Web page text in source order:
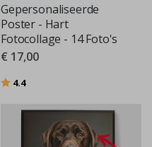
Gepersonaliseerde
Poster - Hart
Fotocollage - 14 Foto's
€ 17,00
Beoordeling:
4.4uit 5 sterren